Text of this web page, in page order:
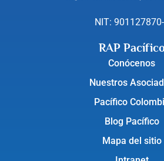
NIT:
RAP
Conócenos
Nuestros
Pacífico
Blog Pacífico
Mapa del sitio